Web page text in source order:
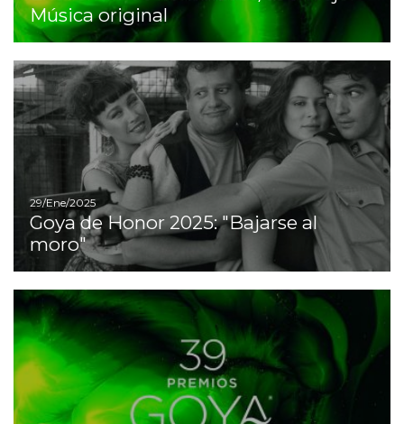
Música original
29/Ene/2025
Goya de Honor 2025: "Bajarse al
moro"